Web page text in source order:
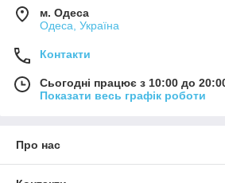
м. Одеса
Одеса, Україна
Контакти
Сьогодні працює з 10:00 до
Показати весь графік роботи
Про нас